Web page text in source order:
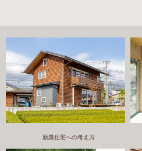
新築住宅への考え方